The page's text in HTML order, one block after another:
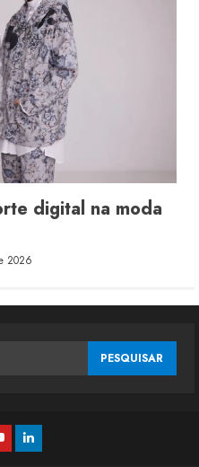
digital na moda
2026
Linkedin